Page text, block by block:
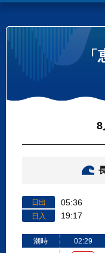
日出 05:36
日入 19:17
潮時 02:29